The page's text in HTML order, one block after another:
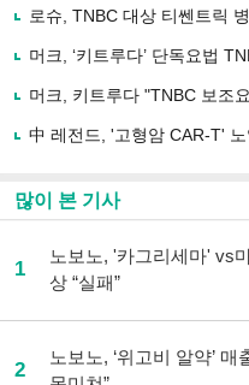
사
유
기
로슈, TNBC 대상 티쎈트릭
머크, ‘키트루다’ 단독요법
머크, 키트루다 "TNBC 보조
中 레전드, '고형암 CAR-T'
많이 본 기사
1
노보노, '카그리세마' vs
상 “실패”
2
노보노, ‘위고비 알약’ 매